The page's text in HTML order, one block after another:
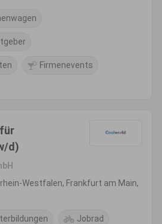
Firmenevents
d)
Westfalen, Frankfurt am Main,
Jobrad